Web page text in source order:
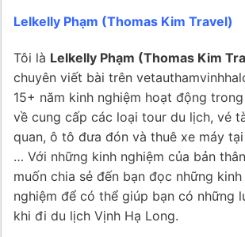
Lelkelly Phạm (Thomas Kim Travel)
Tôi là Lelkelly Phạm (Thomas Kim
chuyên viết bài trên
15+ năm kinh nghiệm hoạt động
về cung cấp các loại tour du lịch, vé
quan, ô tô đưa đón và thuê xe máy
… Với những kinh nghiệm của bản
muốn chia sẻ đến bạn đọc những
nghiệm để có thể giúp bạn có những
khi đi du lịch Vịnh Hạ Long.